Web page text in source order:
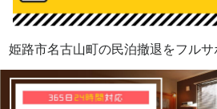
姫路市名古山町の民泊撤退をフル